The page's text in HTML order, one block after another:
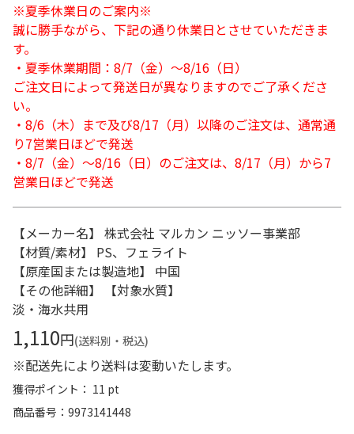
※夏季休業日のご案内※
誠に勝手ながら、下記の通り休業日とさせていただきま
す。
・夏季休業期間：8/7（金）～8/16（日）
ご注文日によって発送日が異なりますのでご了承くださ
い。
・8/6（木）まで及び8/17（月）以降のご注文は、通常通
り7営業日ほどで発送
・8/7（金）～8/16（日）のご注文は、8/17（月）から7
営業日ほどで発送
【メーカー名】 株式会社 マルカン ニッソー事業部
【材質/素材】 PS、フェライト
【原産国または製造地】 中国
【その他詳細】 【対象水質】
淡・海水共用
1,110円(送料別・税込)
※配送先により送料は変動いたします。
獲得ポイント： 11 pt
商品番号
9973141448